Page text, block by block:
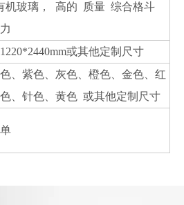
玻璃， 高的 质量 综合格斗
或其他定制尺寸
、紫色、灰色、橙色、金色、红
、针色、黄色 或其他定制尺寸